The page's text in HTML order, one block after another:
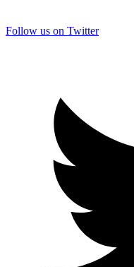
Follow us on Twitter